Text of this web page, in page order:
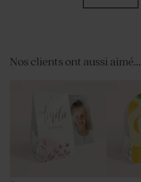
Nos clients ont aussi aimé...